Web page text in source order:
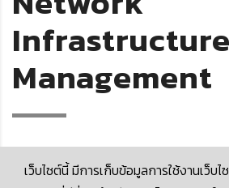
Infrastructure
Management
เว็บไซต์นี้ มีการเก็บข้อมูลการใช้งานเว็บ